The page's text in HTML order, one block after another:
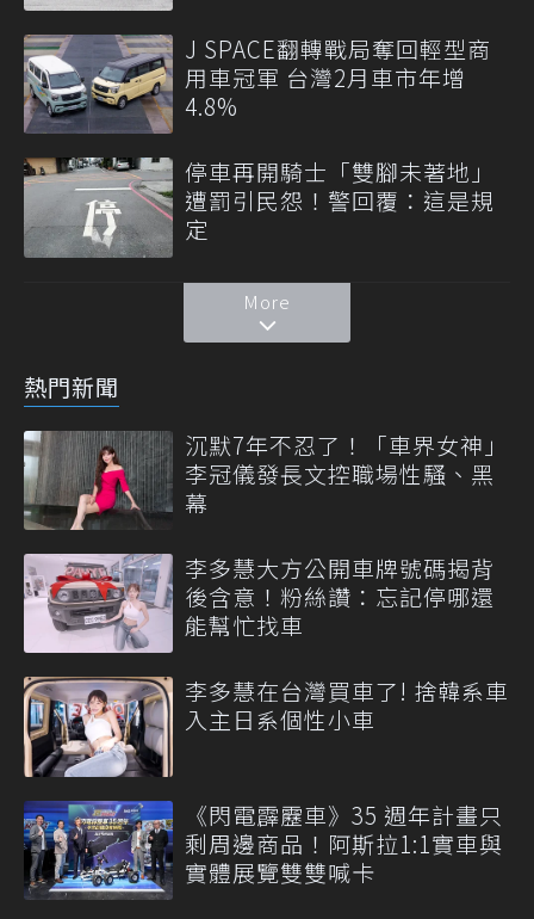
J SPACE翻轉戰局奪回輕型商
用車冠軍 台灣2月車市年增
4.8%
停車再開騎士「雙腳未著地」
遭罰引民怨！警回覆：這是規
定
More
熱門新聞
沉默7年不忍了！「車界女神」
李冠儀發長文控職場性騷、黑
幕
李多慧大方公開車牌號碼揭背
後含意！粉絲讚：忘記停哪還
能幫忙找車
李多慧在台灣買車了! 捨韓系車
入主日系個性小車
《閃電霹靂車》35 週年計畫只
剩周邊商品！阿斯拉1:1實車與
實體展覽雙雙喊卡